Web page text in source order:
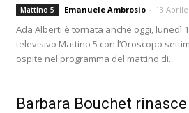
Mattino 5 Emanuele Ambrosio - 13
Ada Alberti è tornata anche oggi, lunedì
televisivo Mattino 5 con l’Oroscopo
ospite nel programma del mattino di...
Barbara Bouchet